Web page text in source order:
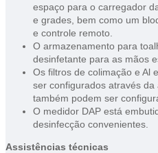
espaço para o carregador
e grades, bem como um
e controle remoto.
O armazenamento para
desinfetante para as mãos
Os filtros de colimação e Al
ser configurados através
também podem ser
O medidor DAP está
desinfecção convenientes.
Assistências técnicas